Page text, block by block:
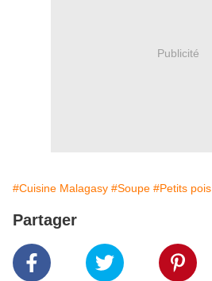
Publicité
#Cuisine Malagasy #Soupe #Petits pois
Partager